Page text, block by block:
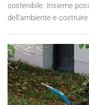
sostenibile. Insieme
dell'ambiente e